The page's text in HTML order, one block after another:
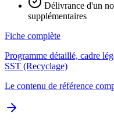
Délivrance d'un
supplémentaires
Fiche complète
Programme détaillé, cadre
SST (Recyclage)
Le contenu de référence